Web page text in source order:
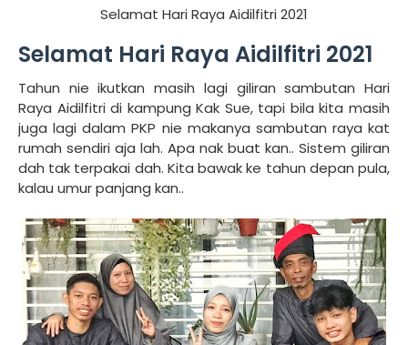
Selamat Hari Raya Aidilfitri 2021
Selamat Hari Raya Aidilfitri 2021
Tahun nie ikutkan masih lagi giliran sambutan Hari
Raya Aidilfitri di kampung Kak Sue, tapi bila kita masih
juga lagi dalam PKP nie makanya sambutan raya kat
rumah sendiri aja lah. Apa nak buat kan.. Sistem giliran
dah tak terpakai dah. Kita bawak ke tahun depan pula,
kalau umur panjang kan..